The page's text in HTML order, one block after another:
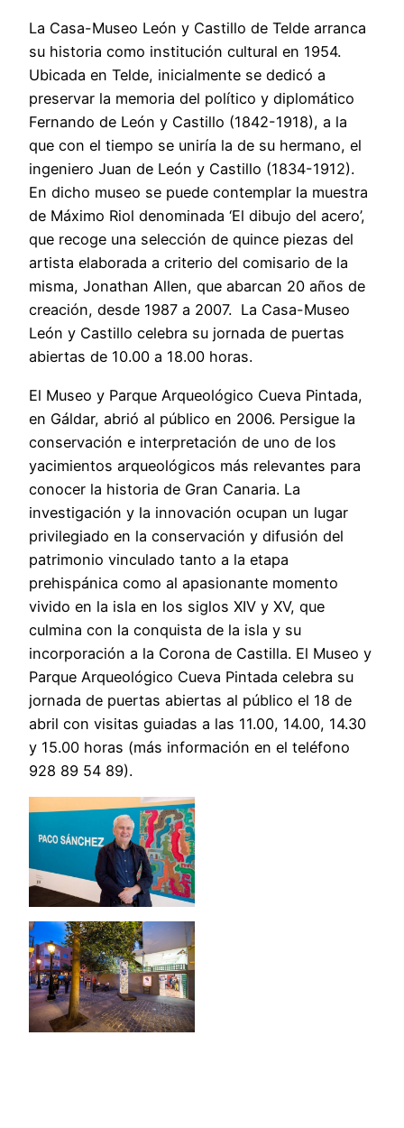
La Casa-Museo León y Castillo de Telde arranca
su historia como institución cultural en 1954.
Ubicada en Telde, inicialmente se dedicó a
preservar la memoria del político y diplomático
Fernando de León y Castillo (1842-1918), a la
que con el tiempo se uniría la de su hermano, el
ingeniero Juan de León y Castillo (1834-1912).
En dicho museo se puede contemplar la muestra
de Máximo Riol denominada ‘El dibujo del acero’,
que recoge una selección de quince piezas del
artista elaborada a criterio del comisario de la
misma, Jonathan Allen, que abarcan 20 años de
creación, desde 1987 a 2007. La Casa-Museo
León y Castillo celebra su jornada de puertas
abiertas de 10.00 a 18.00 horas.
El Museo y Parque Arqueológico Cueva Pintada,
en Gáldar, abrió al público en 2006. Persigue la
conservación e interpretación de uno de los
yacimientos arqueológicos más relevantes para
conocer la historia de Gran Canaria. La
investigación y la innovación ocupan un lugar
privilegiado en la conservación y difusión del
patrimonio vinculado tanto a la etapa
prehispánica como al apasionante momento
vivido en la isla en los siglos XIV y XV, que
culmina con la conquista de la isla y su
incorporación a la Corona de Castilla. El Museo y
Parque Arqueológico Cueva Pintada celebra su
jornada de puertas abiertas al público el 18 de
abril con visitas guiadas a las 11.00, 14.00, 14.30
y 15.00 horas (más información en el teléfono
928 89 54 89).